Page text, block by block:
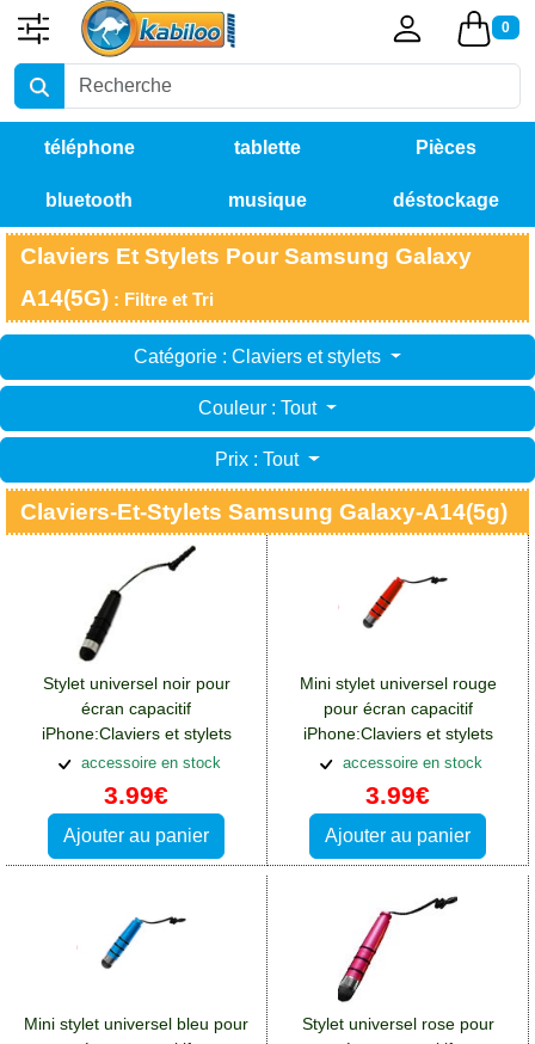
0
téléphone tablette Pièces
détachées
bluetooth musique déstockage
Claviers Et Stylets Pour Samsung Galaxy
A14(5G) : Filtre et Tri
Catégorie : Claviers et stylets
Couleur : Tout
Prix : Tout
Claviers-Et-Stylets Samsung Galaxy-A14(5g)
Stylet universel noir pour
écran capacitif
iPhone:Claviers et stylets
Samsung Galaxy A14(5G)
accessoire en stock
3.99€
Ajouter au panier
Mini stylet universel rouge
pour écran capacitif
iPhone:Claviers et stylets
Samsung Galaxy A14(5G)
accessoire en stock
3.99€
Ajouter au panier
Mini stylet universel bleu pour
Stylet universel rose pour